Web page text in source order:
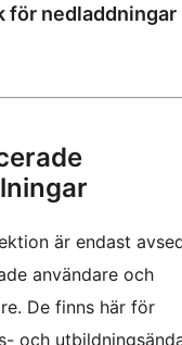
för nedladdningar
är endast
användare och
De finns här för
och